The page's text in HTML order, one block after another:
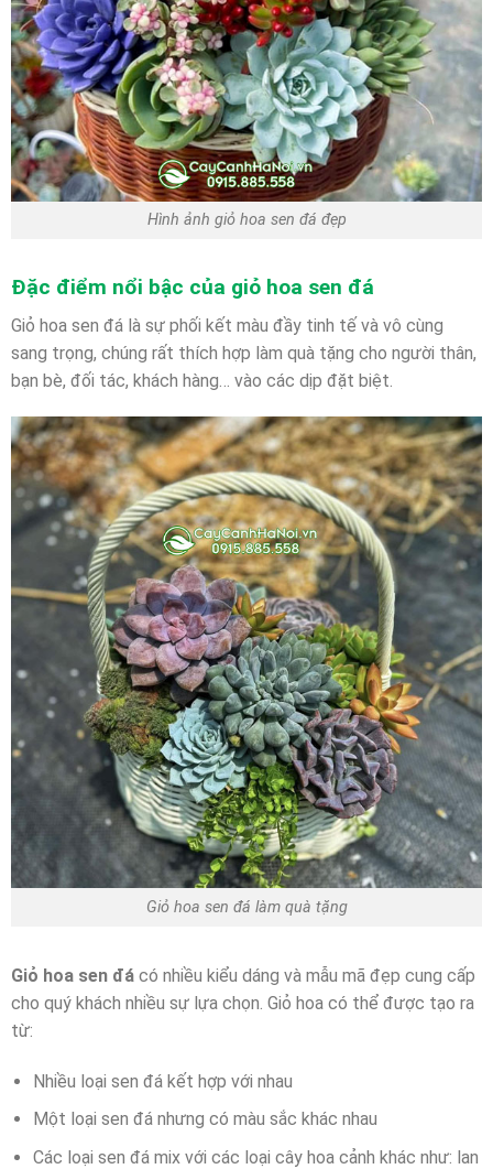
Hình ảnh giỏ hoa sen đá đẹp
Đặc điểm nổi bậc của giỏ hoa sen đá
Giỏ hoa sen đá là sự phối kết màu đầy tinh tế và vô cùng
sang trọng, chúng rất thích hợp làm quà tặng cho người thân,
bạn bè, đối tác, khách hàng… vào các dịp đặt biệt.
Giỏ hoa sen đá làm quà tặng
Giỏ hoa sen đá có nhiều kiểu dáng và mẫu mã đẹp cung cấp
cho quý khách nhiều sự lựa chọn. Giỏ hoa có thể được tạo ra
từ:
Nhiều loại sen đá kết hợp với nhau
Một loại sen đá nhưng có màu sắc khác nhau
Các loại sen đá mix với các loại cây hoa cảnh khác như: lan